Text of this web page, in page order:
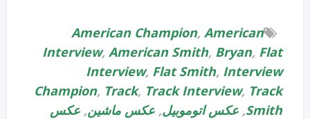
American Champion, American
Interview, American Smith, Bryan, Flat
Interview, Flat Smith, Interview
Champion, Track, Track Interview, Track
Smith
, عکس اتوموبیل, عکس ماشین, عکس